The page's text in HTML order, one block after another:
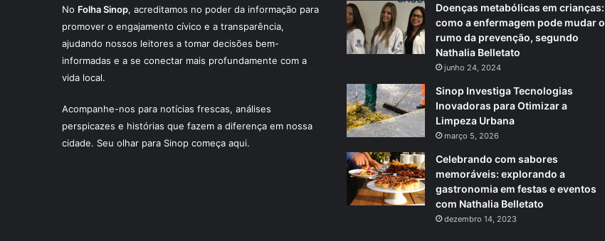
No Folha Sinop, acreditamos no poder da informação para
promover o engajamento cívico e a transparência,
ajudando nossos leitores a tomar decisões bem-
informadas e a se conectar mais profundamente com a
vida local.
Acompanhe-nos para notícias frescas, análises
perspicazes e histórias que fazem a diferença em nossa
cidade. Seu olhar para Sinop começa aqui.
Doenças metabólicas em crianças:
como a enfermagem pode mudar o
rumo da prevenção, segundo
Nathalia Belletato
junho 24, 2024
Sinop Investiga Tecnologias
Inovadoras para Otimizar a
Limpeza Urbana
março 5, 2026
Celebrando com sabores
memoráveis: explorando a
gastronomia em festas e eventos
com Nathalia Belletato
dezembro 14, 2023